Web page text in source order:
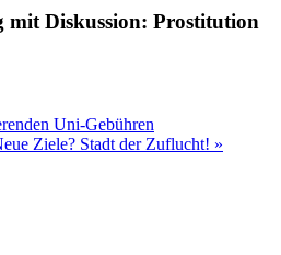
mit Diskussion: Prostitution
Uni-Gebühren
Ziele? Stadt der Zuflucht! »